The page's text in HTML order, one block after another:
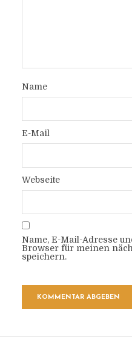
Name
E-Mail
Webseite
Name, E-Mail-Adresse
Browser für meinen
speichern.